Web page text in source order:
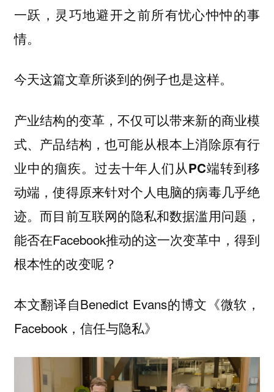
一跃，灵巧地避开之前所有忧心忡忡的事
情。
今天这篇文章所谈到的例子也是这样。
产业结构的变革，不仅可以带来新的商业模
式、产品结构，也可能从根本上消除原有行
业中的痼疾。 过去十年人们从PC端转到移
动端，使得原来针对个人电脑的病毒几乎绝
迹。而目前互联网的隐私和数据滥用问题，
能否在Facebook推动的这一次变革中，得到
根本性的改变呢？
本文翻译自Benedict Evans的博文《微软，
Facebook，信任与隐私》